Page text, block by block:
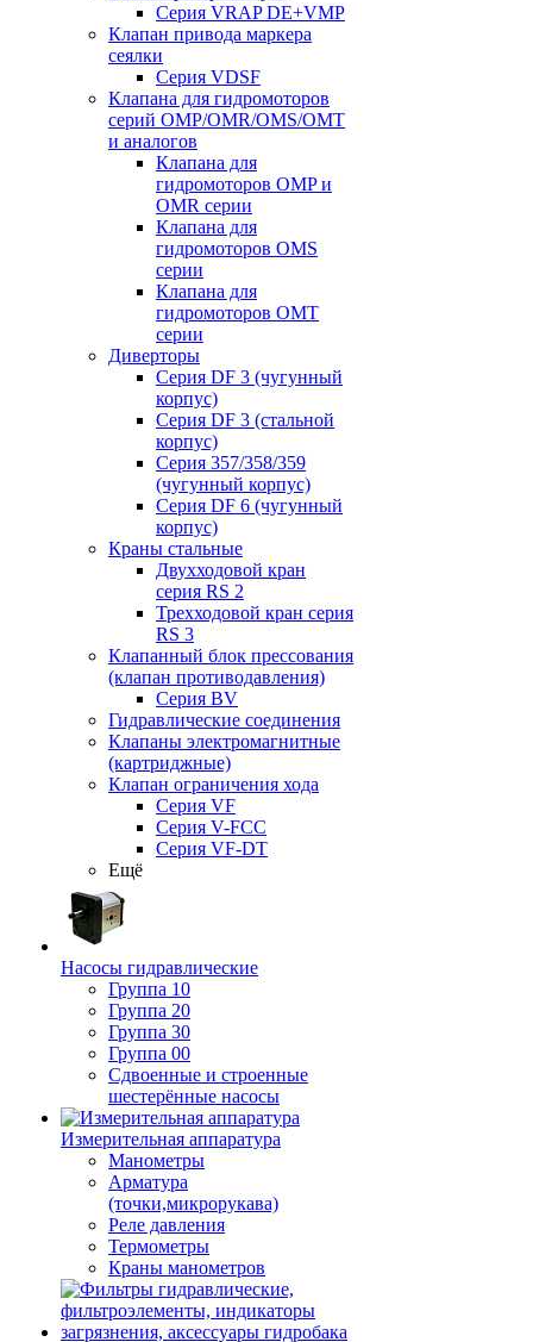
Серия VRAP DE+VMP
Клапан привода маркера
сеялки
Серия VDSF
Клапана для гидромоторов
серий OMP/OMR/OMS/OMT
и аналогов
Клапана для
гидромоторов OMP и
OMR серии
Клапана для
гидромоторов OMS
серии
Клапана для
гидромоторов OMT
серии
Диверторы
Серия DF 3 (чугунный
корпус)
Серия DF 3 (стальной
корпус)
Серия 357/358/359
(чугунный корпус)
Серия DF 6 (чугунный
корпус)
Краны стальные
Двухходовой кран
серия RS 2
Трехходовой кран серия
RS 3
Клапанный блок прессования
(клапан противодавления)
Серия BV
Гидравлические соединения
Клапаны электромагнитные
(картриджные)
Клапан ограничения хода
Серия VF
Серия V-FCC
Серия VF-DT
Ещё
Насосы гидравлические
Группа 10
Группа 20
Группа 30
Группа 00
Сдвоенные и строенные
шестерённые насосы
Измерительная аппаратура
Манометры
Арматура
(точки,микрорукава)
Реле давления
Термометры
Краны манометров